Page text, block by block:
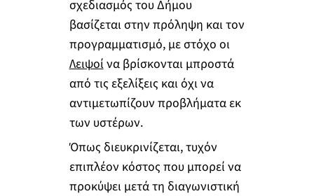
σχεδιασμός του Δήμου
βασίζεται στην πρόληψη και τον
προγραμματισμό, με στόχο οι
Λειψοίνα βρίσκονται μπροστά
από τις εξελίξεις και όχι να
αντιμετωπίζουν προβλήματα εκ
των υστέρων.
Όπως διευκρινίζεται, τυχόν
επιπλέον κόστος που μπορεί να
προκύψει μετά τη διαγωνιστική